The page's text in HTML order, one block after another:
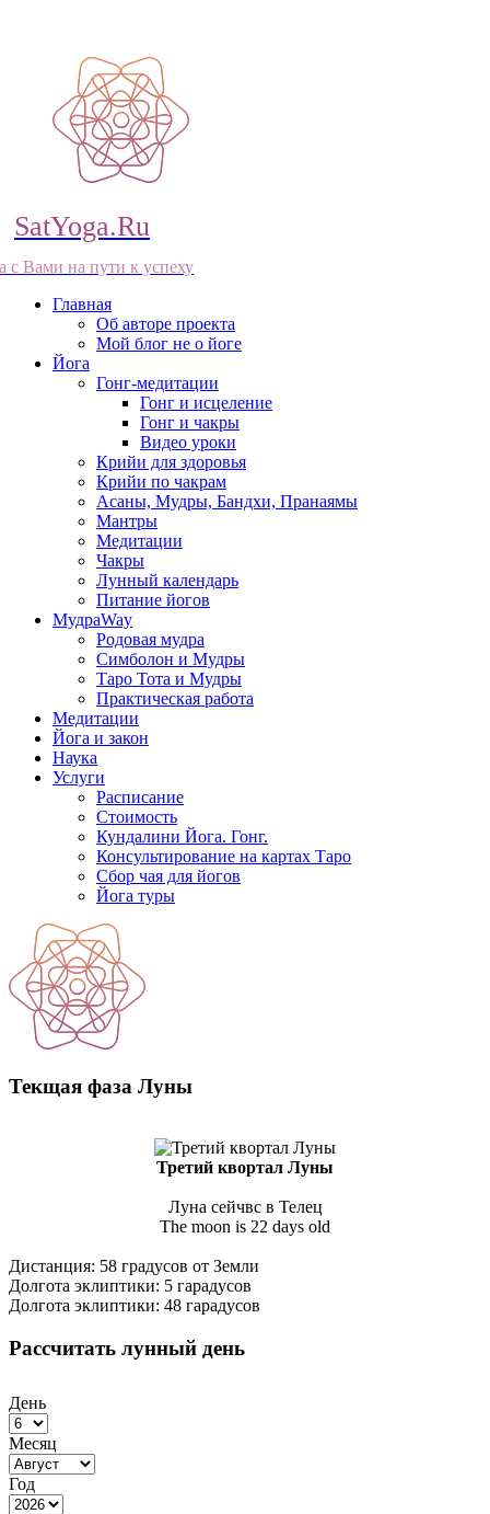
SatYoga.Ru
с Вами на пути к успеху
Главная
Об авторе проекта
Мой блог не о йоге
Йога
Гонг-медитации
Гонг и исцеление
Гонг и чакры
Видео уроки
Крийи для здоровья
Крийи по чакрам
Асаны, Мудры, Бандхи, Пранаямы
Мантры
Медитации
Чакры
Лунный календарь
Питание йогов
МудраWay
Родовая мудра
Симболон и Мудры
Таро Тота и Мудры
Практическая работа
Медитации
Йога и закон
Наука
Услуги
Расписание
Стоимость
Кундалини Йога. Гонг.
Консультирование на картах Таро
Сбор чая для йогов
Йога туры
Текщая фаза Луны
Третий квортал Луны
Луна сейчвс в Телец
The moon is 22 days old
Дистанция: 58 градусов от Земли
Долгота эклиптики: 5 гарадусов
Долгота эклиптики: 48 гарадусов
Рассчитать лунный день
День
Месяц
Год